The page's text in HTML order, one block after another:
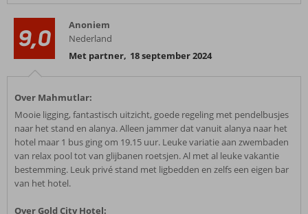
9,0
Anoniem
Nederland
Met partner, 18 september 2024
Over Mahmutlar:
Mooie ligging, fantastisch uitzicht, goede regeling met pendelbusjes
naar het stand en alanya. Alleen jammer dat vanuit alanya naar het
hotel maar 1 bus ging om 19.15 uur. Leuke variatie aan zwembaden
van relax pool tot van glijbanen roetsjen. Al met al leuke vakantie
bestemming. Leuk privé stand met ligbedden en zelfs een eigen bar
van het hotel.
Over Gold City Hotel: